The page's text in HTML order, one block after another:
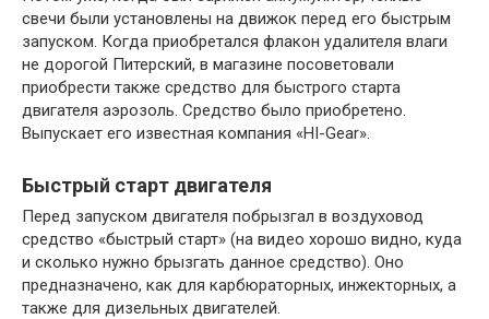
свечи были установлены на движок перед его быстрым
запуском. Когда приобретался флакон удалителя влаги
не дорогой Питерский, в магазине посоветовали
приобрести также средство для быстрого старта
двигателя аэрозоль. Средство было приобретено.
Выпускает его известная компания «HI-Gear».
Быстрый старт двигателя
Перед запуском двигателя побрызгал в воздуховод
средство «быстрый старт» (на видео хорошо видно, куда
и сколько нужно брызгать данное средство). Оно
предназначено, как для карбюраторных, инжекторных, а
также для дизельных двигателей.